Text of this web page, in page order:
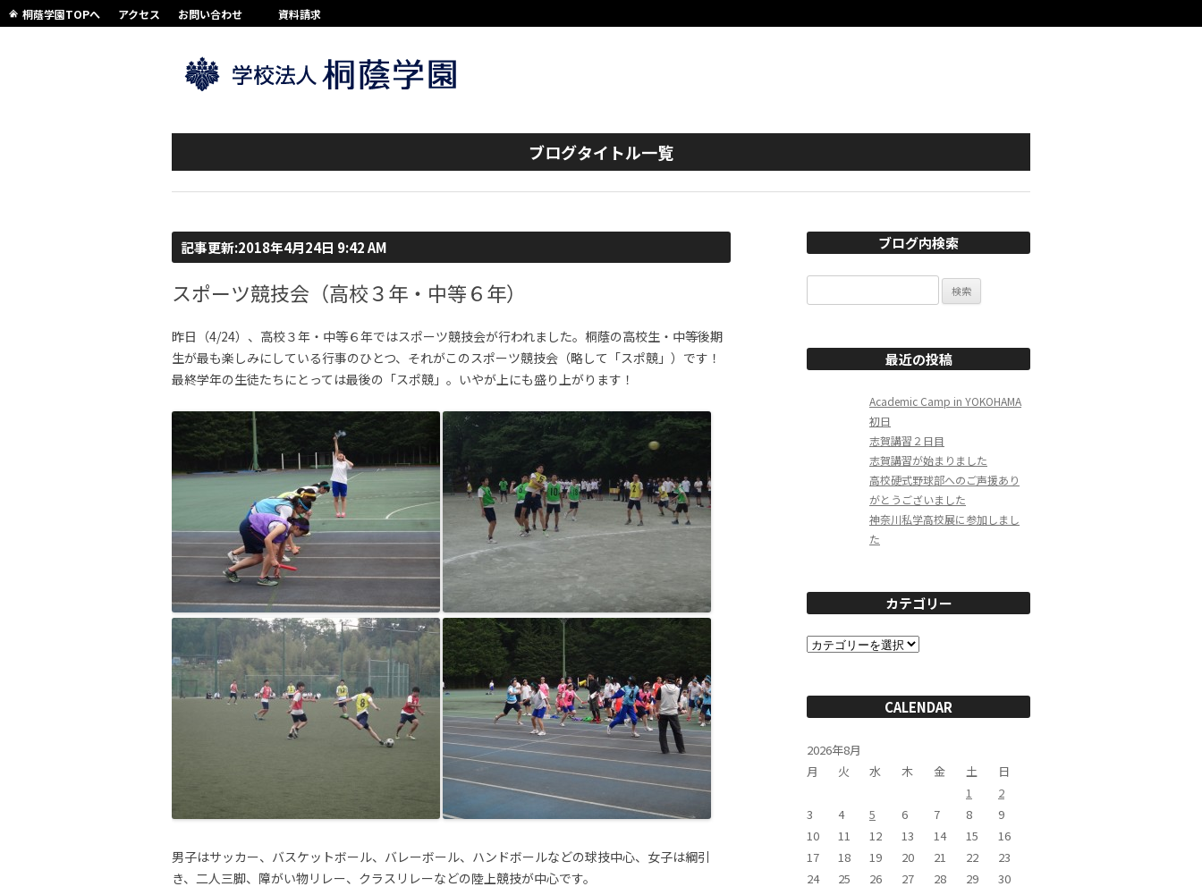
桐蔭学園TOPへ アクセス お問い合わせ 資料請求
ブログタイトル一覧
記事更新:2018年4月24日 9:42 AM
スポーツ競技会（高校３年・中等６年）
昨日（4/24）、高校３年・中等６年ではスポーツ競技会が行われました。桐蔭の高校生・中等後期
生が最も楽しみにしている行事のひとつ、それがこのスポーツ競技会（略して「スポ競」）です！
最終学年の生徒たちにとっては最後の「スポ競」。いやが上にも盛り上がります！
男子はサッカー、バスケットボール、バレーボール、ハンドボールなどの球技中心、女子は綱引
き、二人三脚、障がい物リレー、クラスリレーなどの陸上競技が中心です。
ブログ内検索
索:
最近の投稿
Academic Camp in YOKOHAMA
初日
志賀講習２日目
志賀講習が始まりました
高校硬式野球部へのご声援あり
がとうございました
神奈川私学高校展に参加しまし
た
カテゴリー
カ
テ
ー
CALENDAR
2026年8月
月
火 水 木 金 土
日
1
2
3
4 5 6 7 8
9
10
11 12 13 14 15
16
17
18 19 20 21 22
23
24
25 26 27 28 29
30